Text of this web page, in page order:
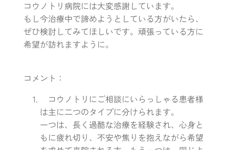
コウノトリ病院には大変感謝しています。
もし今治療中で諦めようとしている方がいたら、
ぜひ検討してみてほしいです。頑張っている方に
希望が訪れますように。
コメント：
コウノトリにご相談にいらっしゃる患者様
は主に二つのタイプに分けられます。
一つは、長く過酷な治療を経験され、心身と
もに疲れ切り、不安や焦りを抱えながら希望